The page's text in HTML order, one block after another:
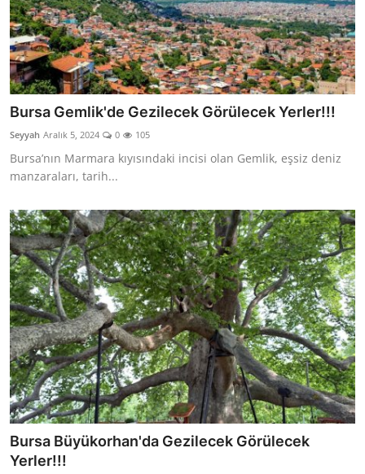
Bursa Gemlik'de Gezilecek Görülecek Yerler!!!
Seyyah Aralık 5, 2024 0 105
Bursa’nın Marmara kıyısındaki incisi olan Gemlik, eşsiz deniz
manzaraları, tarih...
Bursa Büyükorhan'da Gezilecek Görülecek
Yerler!!!